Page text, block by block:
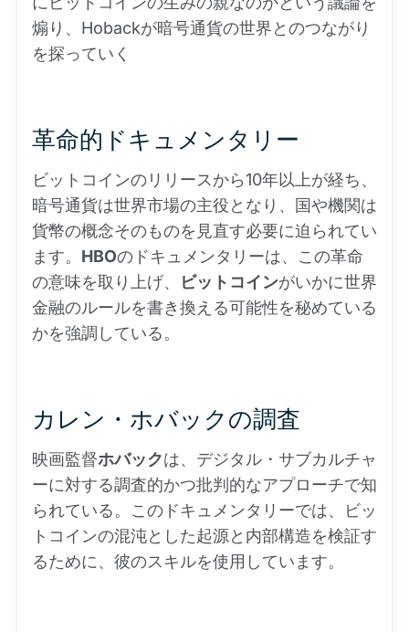
煽り、Hobackが暗号通貨の世界とのつながり
を探っていく
革命的ドキュメンタリー
ビットコインのリリースから10年以上が経ち、
暗号通貨は世界市場の主役となり、国や機関は
貨幣の概念そのものを見直す必要に迫られてい
ます。 HBOのドキュメンタリーは、この革命
の意味を取り上げ、
ビットコインがいかに世界
金融のルールを書き換える可能性を秘めている
かを強調している。
カレン・ホバックの調査
映画監督ホバックは、デジタル・サブカルチャ
ーに対する調査的かつ批判的なアプローチで知
られている。このドキュメンタリーでは、ビッ
トコインの混沌とした起源と内部構造を検証す
るために、彼のスキルを使用しています。